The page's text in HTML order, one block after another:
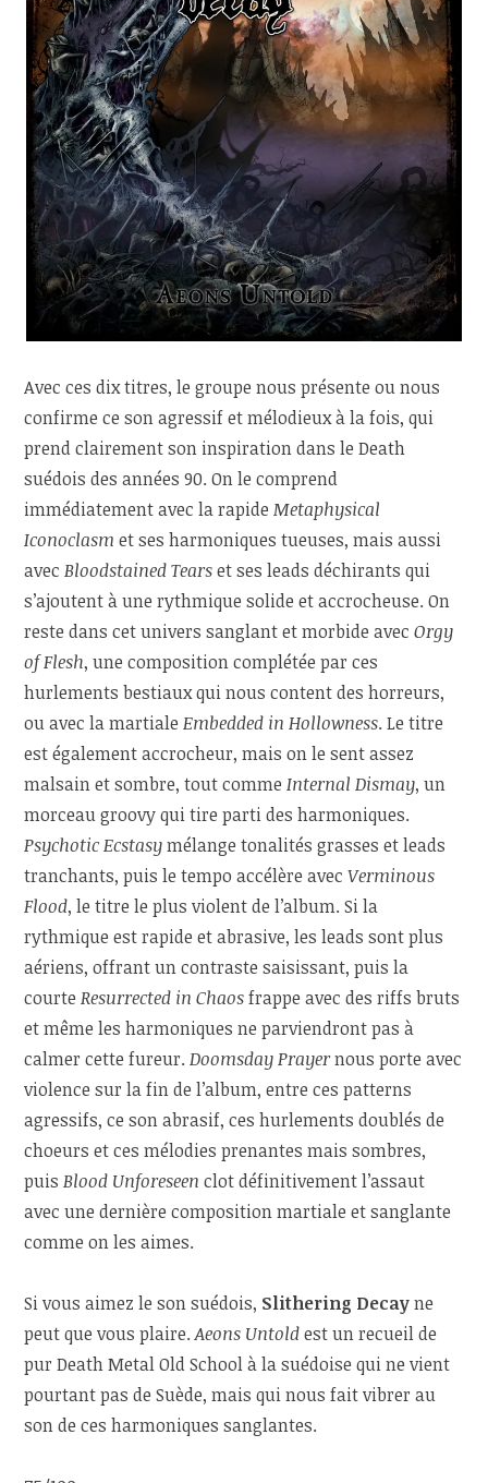
Avec ces dix titres, le groupe nous présente ou nous
confirme ce son agressif et mélodieux à la fois, qui
prend clairement son inspiration dans le Death
suédois des années 90. On le comprend
immédiatement avec la rapideMetaphysical
Iconoclasm et ses harmoniques tueuses, mais aussi
avecBloodstained Tearset ses leads déchirants qui
s’ajoutent à une rythmique solide et accrocheuse. On
reste dans cet univers sanglant et morbide avecOrgy
of Flesh, une composition complétée par ces
hurlements bestiaux qui nous content des horreurs,
ou avec la martialeEmbedded in Hollowness. Le titre
est également accrocheur, mais on le sent assez
malsain et sombre, tout commeInternal Dismay, un
morceau groovy qui tire parti des harmoniques.
Psychotic Ecstasymélange tonalités grasses et leads
tranchants, puis le tempo accélère avecVerminous
Flood, le titre le plus violent de l’album. Si la
rythmique est rapide et abrasive, les leads sont plus
aériens, offrant un contraste saisissant, puis la
courteResurrected in Chaosfrappe avec des riffs bruts
et même les harmoniques ne parviendront pas à
calmer cette fureur.Doomsday Prayernous porte avec
violence sur la fin de l’album, entre ces patterns
agressifs, ce son abrasif, ces hurlements doublés de
choeurs et ces mélodies prenantes mais sombres,
puisBlood Unforeseen clot définitivement l’assaut
avec une dernière composition martiale et sanglante
comme on les aimes.
Si vous aimez le son suédois, Slithering Decayne
peut que vous plaire.Aeons Untoldest un recueil de
pur Death Metal Old School à la suédoise qui ne vient
pourtant pas de Suède, mais qui nous fait vibrer au
son de ces harmoniques sanglantes.